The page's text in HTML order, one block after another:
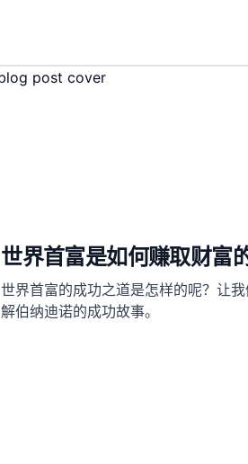
世界首富是如何赚取财富
世界首富的成功之道是怎样的呢？让
解伯纳迪诺的成功故事。